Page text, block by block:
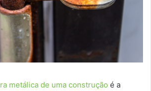
metálica de uma construção é a